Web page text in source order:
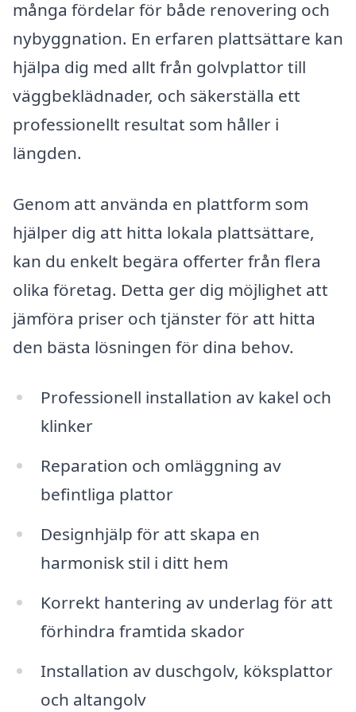
många fördelar för både renovering och
nybyggnation. En erfaren plattsättare kan
hjälpa dig med allt från golvplattor till
väggbeklädnader, och säkerställa ett
professionellt resultat som håller i
längden.
Genom att använda en plattform som
hjälper dig att hitta lokala plattsättare,
kan du enkelt begära offerter från flera
olika företag. Detta ger dig möjlighet att
jämföra priser och tjänster för att hitta
den bästa lösningen för dina behov.
Professionell installation av kakel och
klinker
Reparation och omläggning av
befintliga plattor
Designhjälp för att skapa en
harmonisk stil i ditt hem
Korrekt hantering av underlag för att
förhindra framtida skador
Installation av duschgolv, köksplattor
och altangolv